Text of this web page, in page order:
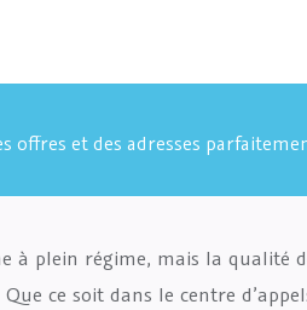
offres et des adresses
à plein régime, mais la qualité
ce soit dans le centre